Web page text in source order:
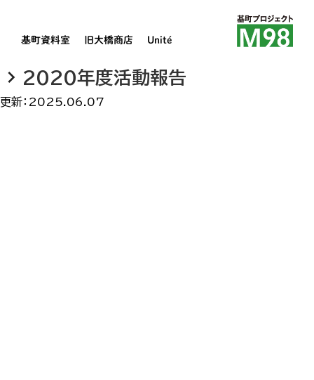
基町資料室 旧大橋商店 Unité
keyboard_arrow_right 2020年度活動報告
更新： 2025.06.07